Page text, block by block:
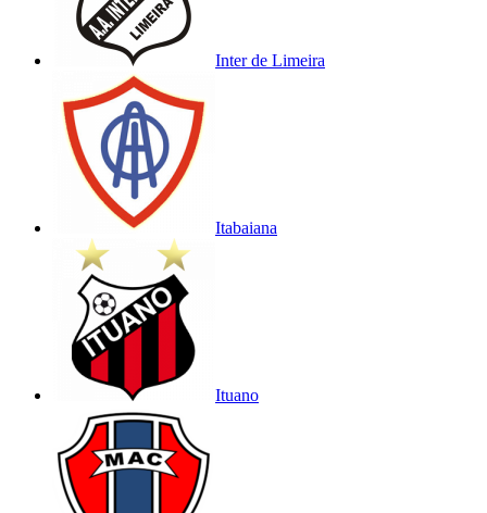
Inter de Limeira
Itabaiana
Ituano